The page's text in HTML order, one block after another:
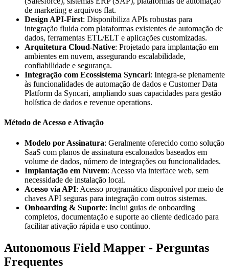
de marketing e arquivos flat.
Design API-First: Disponibiliza APIs robustas para
integração fluida com plataformas existentes de automação de
dados, ferramentas ETL/ELT e aplicações customizadas.
Arquitetura Cloud-Native: Projetado para implantação em
ambientes em nuvem, assegurando escalabilidade,
confiabilidade e segurança.
Integração com Ecossistema Syncari: Integra-se plenamente
às funcionalidades de automação de dados e Customer Data
Platform da Syncari, ampliando suas capacidades para gestão
holística de dados e revenue operations.
Método de Acesso e Ativação
Modelo por Assinatura: Geralmente oferecido como solução
SaaS com planos de assinatura escalonados baseados em
volume de dados, número de integrações ou funcionalidades.
Implantação em Nuvem: Acesso via interface web, sem
necessidade de instalação local.
Acesso via API: Acesso programático disponível por meio de
chaves API seguras para integração com outros sistemas.
Onboarding & Suporte: Inclui guias de onboarding
completos, documentação e suporte ao cliente dedicado para
facilitar ativação rápida e uso contínuo.
Autonomous Field Mapper - Perguntas
Frequentes